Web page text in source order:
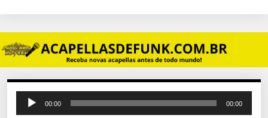
00:00 00:00